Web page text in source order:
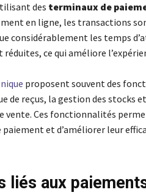
des terminaux de
en ligne, les transactions
considérablement les temps
ce qui améliore
proposent souvent des
de reçus, la gestion des stocks
vente. Ces fonctionnalités
et d’améliorer leur
liés aux